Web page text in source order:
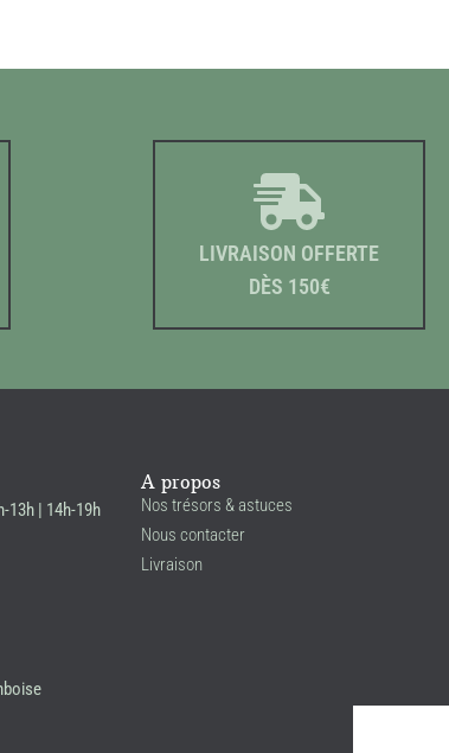
LIVRAISON OFFERTE
DÈS 150€
13h | 14h-19h
A propos
Nos trésors & astuces
Nous contacter
Livraison